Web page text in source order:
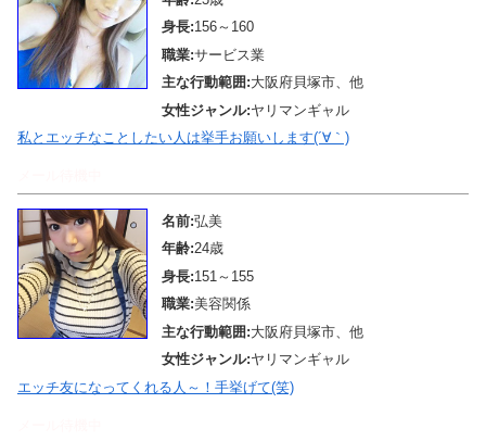
身長:156～160
職業:サービス業
主な行動範囲:大阪府貝塚市、他
女性ジャンル:ヤリマンギャル
私とエッチなことしたい人は挙手お願いします(´∀｀)
名前:弘美
年齢:24歳
身長:151～155
職業:美容関係
主な行動範囲:大阪府貝塚市、他
女性ジャンル:ヤリマンギャル
エッチ友になってくれる人～！手挙げて(笑)